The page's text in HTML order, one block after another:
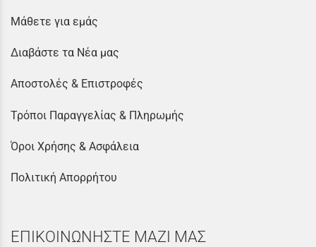
Μάθετε για εμάς
Διαβάστε τα Νέα μας
Αποστολές & Επιστροφές
Τρόποι Παραγγελίας & Πληρωμής
Όροι Χρήσης & Ασφάλεια
Πολιτική Απορρήτου
ΕΠΙΚΟΙΝΩΝΗΣΤΕ ΜΑΖΙ ΜΑΣ